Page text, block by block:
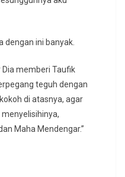
dengan ini banyak.
memberi Taufik
teguh dengan
di atasnya, agar
Maha Mendengar.”